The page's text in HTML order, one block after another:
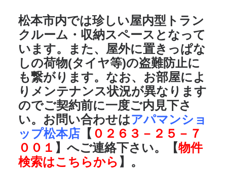
松本市内では珍しい屋内型トラン
クルーム・収納スペースとなって
います。また、屋外に置きっぱな
しの荷物(タイヤ等)の盗難防止に
も繋がります。なお、お部屋によ
りメンテナンス状況が異なります
のでご契約前に一度ご内見下さ
い。お問い合わせはアパマンショ
ップ松本店 【 ０２６３－２５－７
００１ 】へご連絡下さい。【物件
検索はこちらから 】。